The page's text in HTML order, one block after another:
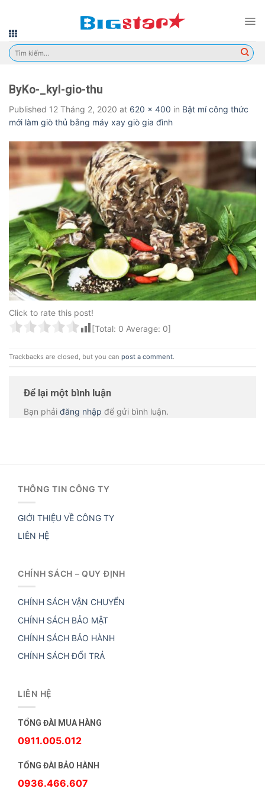
content
Tìm
kiếm:
ByKo-_kyI-gio-thu
Published 12 Tháng 2, 2020 at 620 × 400 in Bật mí công thức
mới làm giò thủ bằng máy xay giò gia đình
Click to rate this post!
[Total: 0 Average: 0]
Trackbacks are closed, but you can post a comment.
Để lại một bình luận
Bạn phải đăng nhập để gửi bình luận.
THÔNG TIN CÔNG TY
GIỚI THIỆU VỀ CÔNG TY
LIÊN HỆ
CHÍNH SÁCH – QUY ĐỊNH
CHÍNH SÁCH VẬN CHUYỂN
CHÍNH SÁCH BẢO MẬT
CHÍNH SÁCH BẢO HÀNH
CHÍNH SÁCH ĐỔI TRẢ
LIÊN HỆ
TỔNG ĐÀI MUA HÀNG
0911.005.012
TỔNG ĐÀI BẢO HÀNH
0936.466.607